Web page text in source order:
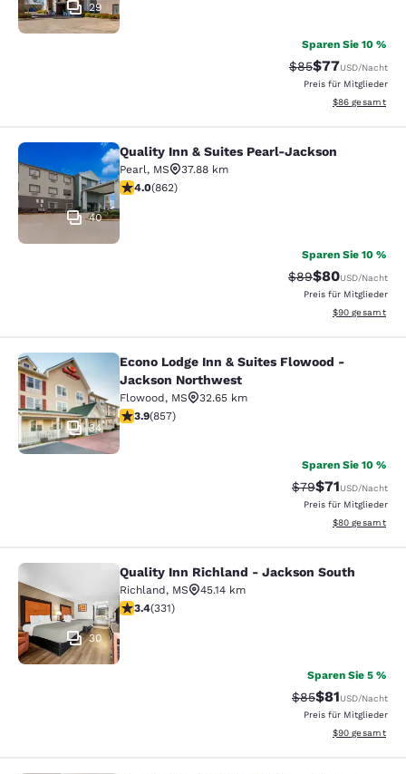
29
Sparen Sie 10 %
$85Vergünstigter
$77USD/Nacht
Preis für Mitglieder
Geschätzte
$86 gesamt
Quality Inn & Suites Pearl-Jackson
40
Quality Inn & Suites Pearl-Jackson
Pearl, MS
37.88 km
4.02-Sterne-Bewertung. Sehr gut. 862 Bewertungen
4.0(862)
Sparen Sie 10 %
Durchgestrichener
$89Vergünstigter
$80USD/Nacht
Preis für Mitglieder
Geschätzte
$90 gesamt
Econo Lodge Inn & Suites Flowood
34
Econo Lodge Inn & Suites Flowood -
Jackson Northwest
Flowood, MS
32.65 km
3.94-Sterne-Bewertung. Gut. 857 Bewertungen
3.9(857)
Sparen Sie 10 %
$79Vergünstigter
$71USD/Nacht
Preis für Mitglieder
Geschätzte
$80 gesamt
Quality Inn Richland - Jackson
30
Quality Inn Richland - Jackson South
Richland, MS
45.14 km
3.4-Sterne-Bewertung. Gut. 331 Bewertungen
3.4(331)
Sparen Sie 5 %
$85Vergünstigter
$81USD/Nacht
Preis für Mitglieder
Geschätzte
$90 gesamt